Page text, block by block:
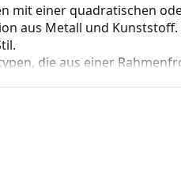
mit einer quadratischen
aus Metall und
die aus einer
dass sie das Glas
Rahmentyp ist für alle